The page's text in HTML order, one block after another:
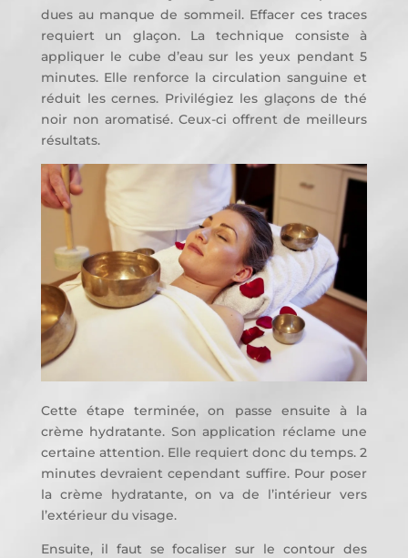
dues au manque de sommeil. Effacer ces traces
requiert un glaçon. La technique consiste à
appliquer le cube d’eau sur les yeux pendant 5
minutes. Elle renforce la circulation sanguine et
réduit les cernes. Privilégiez les glaçons de thé
noir non aromatisé. Ceux-ci offrent de meilleurs
résultats.
Cette étape terminée, on passe ensuite à la
crème hydratante. Son application réclame une
certaine attention. Elle requiert donc du temps. 2
minutes devraient cependant suffire. Pour poser
la crème hydratante, on va de l’intérieur vers
l’extérieur du visage.
Ensuite, il faut se focaliser sur le contour des